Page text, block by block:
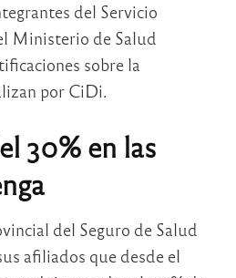
del Servicio
Ministerio de Salud
sobre la
por CiDi.
30% en las
del Seguro de Salud
afiliados que desde el